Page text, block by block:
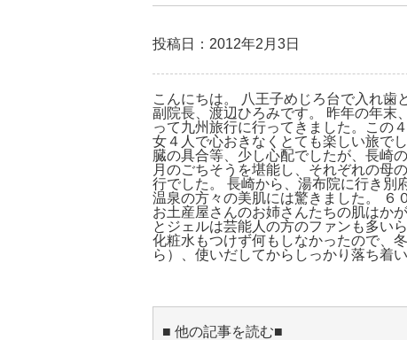
投稿日：2012年2月3日
こんにちは。 八王子めじろ台で入れ歯
副院長、渡辺ひろみです。 昨年の年末
って九州旅行に行ってきました。この
女４人で心おきなくとても楽しい旅で
臓の具合等、少し心配でしたが、長崎
月のごちそうを堪能し、それぞれの母
行でした。 長崎から、湯布院に行き別
温泉の方々の美肌には驚きました。 ６
お土産屋さんのお姉さんたちの肌はか
とジェルは芸能人の方のファンも多い
化粧水もつけず何もしなかったので、
ら）、使いだしてからしっかり落ち着
■ 他の記事を読む■